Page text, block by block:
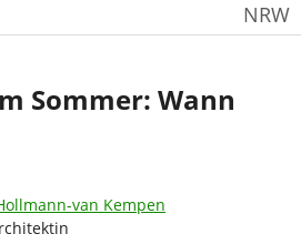
NRW
Sommer: Wann
van Kempen